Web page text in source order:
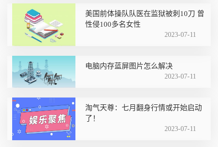
美国前体操队队医在监狱被刺10刀 曾
性侵100多名女性
2023-07-11
电脑内存蓝屏图片怎么解决
2023-07-11
淘气天尊：七月翻身行情或开始启动
了！
2023-07-11